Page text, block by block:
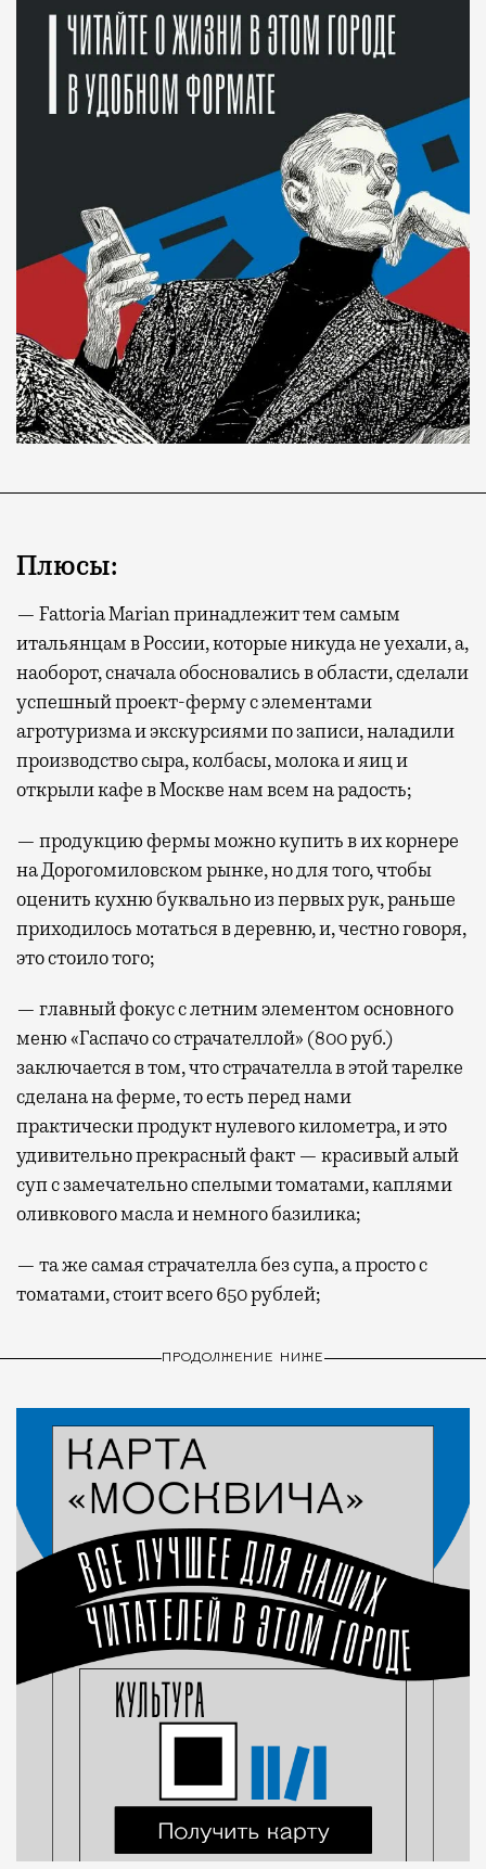
Плюсы:
— Fattoria Marian принадлежит тем самым
итальянцам в России, которые никуда не уехали, а,
наоборот, сначала обосновались в области, сделали
успешный проект-ферму с элементами
агротуризма и экскурсиями по записи, наладили
производство сыра, колбасы, молока и яиц и
открыли кафе в Москве нам всем на радость;
— продукцию фермы можно купить в их корнере
на Дорогомиловском рынке, но для того, чтобы
оценить кухню буквально из первых рук, раньше
приходилось мотаться в деревню, и, честно говоря,
это стоило того;
— главный фокус с летним элементом основного
меню «Гаспачо со страчателлой» (800 руб.)
заключается в том, что страчателла в этой тарелке
сделана на ферме, то есть перед нами
практически продукт нулевого километра, и это
удивительно прекрасный факт — красивый алый
суп с замечательно спелыми томатами, каплями
оливкового масла и немного базилика;
— та же самая страчателла без супа, а просто с
томатами, стоит всего 650 рублей;
ПРОДОЛЖЕНИЕ НИЖЕ